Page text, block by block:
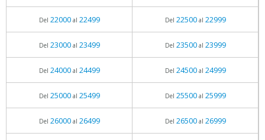
Del 22000al 22499 Del 22500al 22999
Del 23000al 23499 Del 23500al 23999
Del 24000al 24499 Del 24500al 24999
Del 25000al 25499 Del 25500al 25999
Del 26000al 26499 Del 26500al 26999